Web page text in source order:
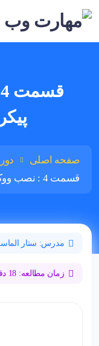
صفحه اصلی
قسمت 4 : نصب ووکامرس و پیکربندی تنظیمات
مدرس: ستار
زمان مطالعه: 18 دقیقه